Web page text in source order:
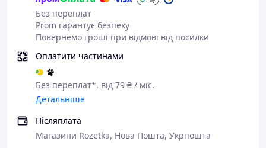
Без переплат
Prom гарантує безпеку
Повернемо гроші при відмові від посилки
Оплатити частинами
Без переплат*, від 79 ₴ / міс.
Детальніше
Післяплата
Магазини Rozetka, Нова Пошта, Укрпошта